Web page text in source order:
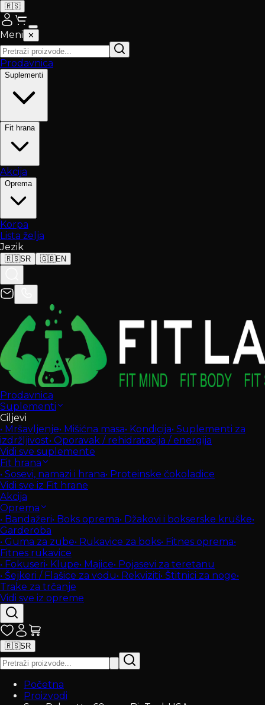
🇷🇸
Meni ✕
Prodavnica
Suplementi
Fit hrana
Akcija
Oprema
Korpa
Lista želja
Jezik
🇷🇸SR 🇬🇧EN
Prodavnica
Suplementi
Ciljevi
• Mršavljenje• Mišićna masa• Kondicija• Suplementi za
izdržljivost• Oporavak / rehidratacija / energija
Vidi sve suplemente
Fit hrana
• Sosevi, namazi i hrana• Proteinske čokoladice
Vidi sve iz Fit hrane
Akcija
Oprema
• Bandažeri• Boks oprema• Džakovi i bokserske kruške•
Garderoba
• Guma za zube• Rukavice za boks• Fitnes oprema•
Fitnes rukavice
• Fokuseri• Klupe• Majice• Pojasevi za teretanu
• Šejkeri / Flašice za vodu• Rekviziti• Štitnici za noge•
Trake za trčanje
Vidi sve iz opreme
🇷🇸SR
Početna
Proizvodi